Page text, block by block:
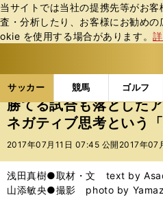
当サイトでは当社の提携先等がお
査・分析したり、お客様にお勧め
okie を使⽤する場合があります。
サッカー 競馬 ゴルフ
ス
ポ
ル
バ
サッカーの記事一覧 J
勝てる試合も落とした
ネガティブ思考という
2017年07月11日 07:45 公開 2017年07
浅田真樹●取材・文 text by
山添敏央●撮影 photo by